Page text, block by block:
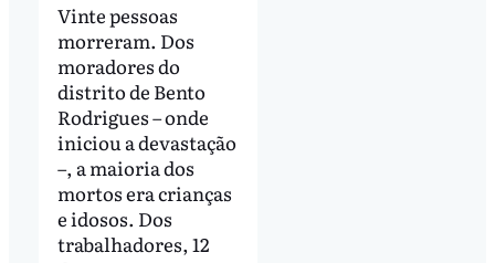
Vinte pessoas
morreram. Dos
moradores do
distrito de Bento
Rodrigues – onde
iniciou a devastação
–, a maioria dos
mortos era crianças
e idosos. Dos
trabalhadores, 12